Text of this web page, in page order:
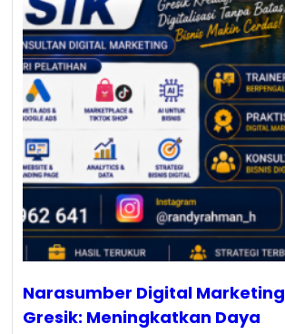
Narasumber Digital Marketing
Gresik: Meningkatkan Daya